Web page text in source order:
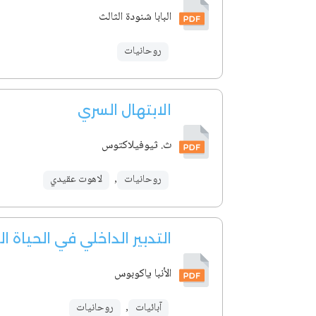
البابا شنودة الثالث
روحانيات
الابتهال السري
ث. ثيوفيلاكتوس
روحانيات , لاهوت عقيدي
التدبير الداخلي في الحياة
الأنبا ياكوبوس
آبائيات , روحانيات